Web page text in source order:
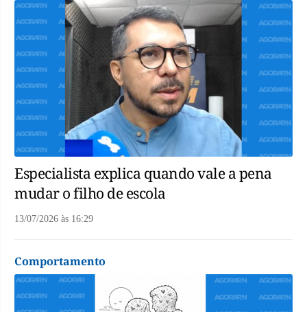
Especialista explica quando vale a pena
mudar o filho de escola
13/07/2026 às 16:29
Comportamento